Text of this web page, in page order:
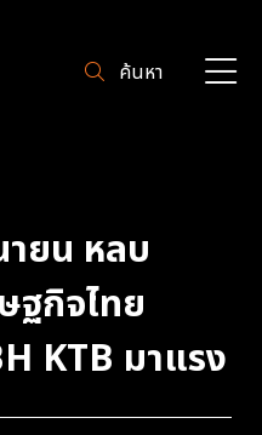
ค้นหา
ยน หลบ
ฐกิจไทย
KTB มาแรง